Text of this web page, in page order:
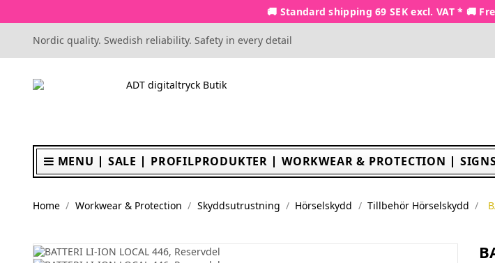
🚚 Standard shipping 69 SEK excl. VAT * 🚚
Nordic quality. Swedish reliability. Safety in every detail
MENU SALE PROFILPRODUKTER WORKWEAR & PROTECTION
Home Workwear & Protection Skyddsutrustning Hörselskydd Tillbehör Hörselskydd